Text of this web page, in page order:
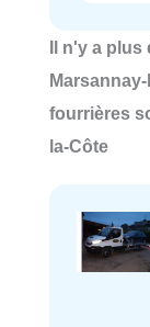
Il n'y a plus
fourrières
la-Côte